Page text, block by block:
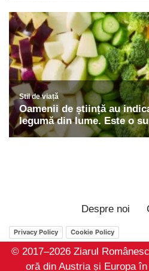
Despre noi
Privacy Policy Cookie Policy
© 2017–2026 Ziarul
oră din Austria și Europa